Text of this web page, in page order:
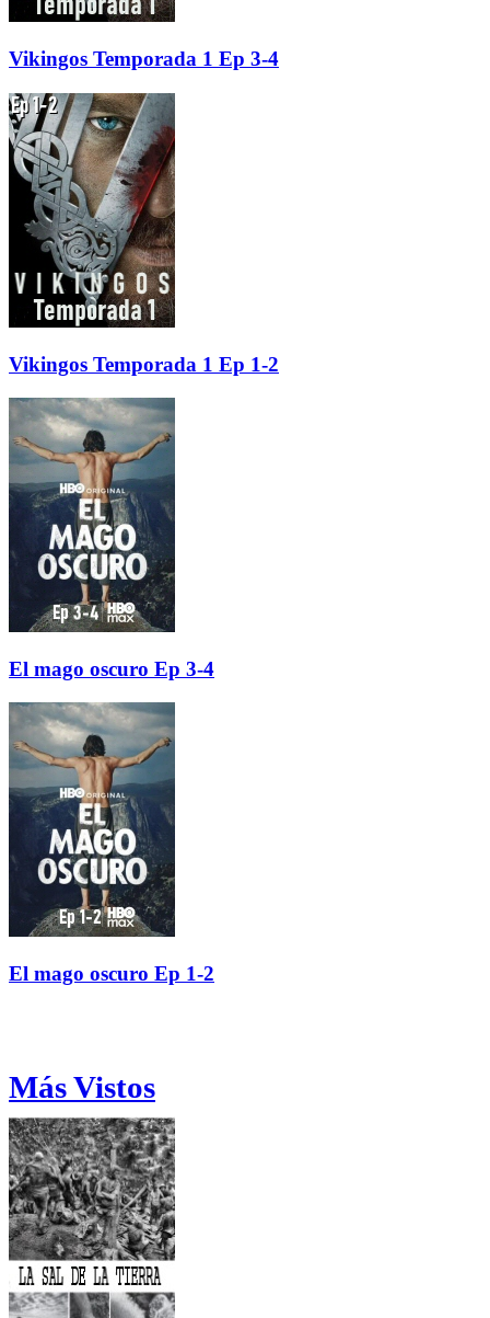
Vikingos Temporada 1 Ep 3-4
Vikingos Temporada 1 Ep 1-2
El mago oscuro Ep 3-4
El mago oscuro Ep 1-2
Más Vistos